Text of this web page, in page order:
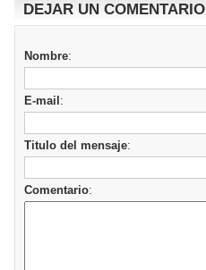
DEJAR UN COMENTARIO
Nombre:
E-mail :
Titulo del mensaje:
Comentario: